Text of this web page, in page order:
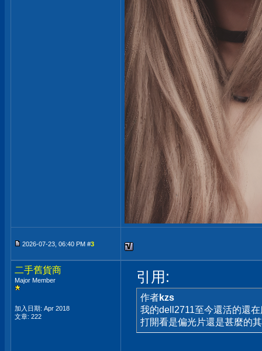
2026-07-23, 06:40 PM #3
二手舊貨商
Major Member
加入日期: Apr 2018
文章: 222
引用:
作者kzs
我的dell2711至今還活的還
打開看是偏光片還是甚麼的